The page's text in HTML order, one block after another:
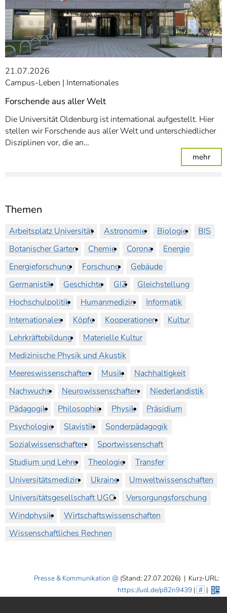
Themen
Arbeitsplatz Universität Astronomie Biologie
BIS
Botanischer Garten
Chemie Corona
Energie
Energieforschung
Forschung
Gebäude
Germanistik
Geschichte GIZ
Gleichstellung
Hochschulpolitik
Humanmedizin
Informatik
Internationales
Köpfe Kooperationen
Kultur
Lehrkräftebildung
Materielle Kultur
Medizinische Physik und Akustik
Meereswissenschaften
Musik
Nachhaltigkeit
Nachwuchs
Neurowissenschaften
Niederlandistik
Pädagogik
Philosophie Physik
Präsidium
Psychologie
Slavistik
Sonderpädagogik
Sozialwissenschaften
Sportwissenschaft
Studium und Lehre
Theologie
Transfer
Universitätsmedizin
Ukraine
Umweltwissenschaften
Universitätsgesellschaft UGO
Versorgungsforschung
Windphysik
Wirtschaftswissenschaften
Wissenschaftliches Rechnen
21.07.2026
Campus-Leben
Internationales
Forschende aus aller Welt
Die Universität Oldenburg ist international aufgestellt. Hier
stellen wir Forschende aus aller Welt und unterschiedlicher
Disziplinen vor, die an…
mehr:
Presse & Kommunikation (Stand: 27.07.2026) | Kurz-URL:
https://uol.de/p82n9439| # |